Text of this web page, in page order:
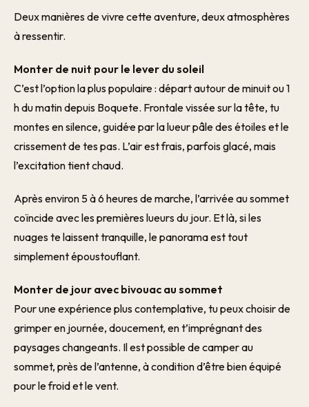
Deux manières de vivre cette aventure, deux atmosphères
à ressentir.
Monter de nuit pour le lever du soleil
C’est l’option la plus populaire : départ autour de minuit ou 1
h du matin depuis Boquete. Frontale vissée sur la tête, tu
montes en silence, guidé·e par la lueur pâle des étoiles et le
crissement de tes pas. L’air est frais, parfois glacé, mais
l’excitation tient chaud.
Après environ 5 à 6 heures de marche, l’arrivée au sommet
coïncide avec les premières lueurs du jour. Et là, si les
nuages te laissent tranquille, le panorama est tout
simplement époustouflant.
Monter de jour avec bivouac au sommet
Pour une expérience plus contemplative, tu peux choisir de
grimper en journée, doucement, en t’imprégnant des
paysages changeants. Il est possible de camper au
sommet, près de l’antenne, à condition d’être bien équipé
pour le froid et le vent.